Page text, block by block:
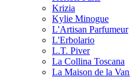
Krizia
Kylie Minogue
L'Artisan Parfumeur
L'Erbolario
L.T. Piver
La Collina Toscana
La Maison de la